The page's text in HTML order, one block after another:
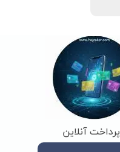
پرداخت آنلاین